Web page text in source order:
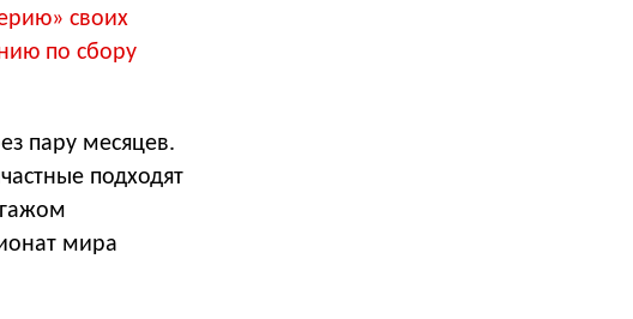
своих
по сбору
пару месяцев.
подходят
мира